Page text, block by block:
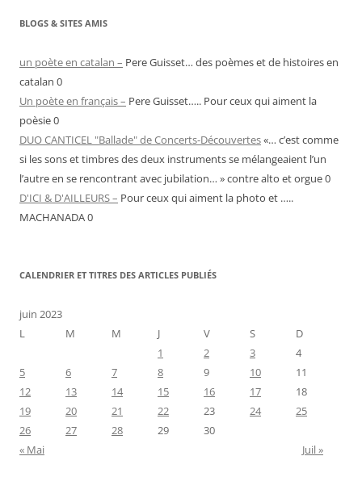
BLOGS & SITES AMIS
un poète en catalan – Pere Guisset… des poèmes et de histoires en
catalan 0
Un poète en français – Pere Guisset….. Pour ceux qui aiment la
poèsie 0
DUO CANTICEL "Ballade" de Concerts-Découvertes«… c’est comme
si les sons et timbres des deux instruments se mélangeaient l’un
l’autre en se rencontrant avec jubilation… » contre alto et orgue 0
D'ICI & D'AILLEURS – Pour ceux qui aiment la photo et …..
MACHANADA 0
CALENDRIER ET TITRES DES ARTICLES PUBLIÉS
juin 2023
L
M M J V S
D
1
2 3
4
5
6 7 8 9 10
11
12
13 14 15 16 17
18
19
20 21 22 23 24
25
26
27 28 29
30
« Mai
Juil »